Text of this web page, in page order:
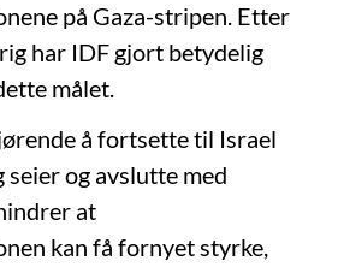
på Gaza-stripen. Etter
har IDF gjort betydelig
målet.
å fortsette til Israel
og avslutte med
at
kan få fornyet styrke,